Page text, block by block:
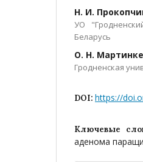
Н. И.
УО
Беларусь
О. Н.
Гродненская
DOI: https://
Ключевые
аденома